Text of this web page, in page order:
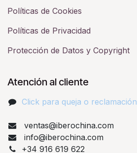
Políticas de Cookies
Políticas de Privacidad
Protección de Datos y Copyright
Atención al cliente
Click para queja o reclamación​
ventas@iberochina.com
info@iberochina.com
+34 916 619 622